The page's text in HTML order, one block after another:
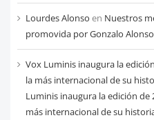
Lourdes Alonso en Nuestros
promovida por Gonzalo Alonso
Vox Luminis inaugura la
la más internacional de su
Luminis inaugura la edición de
más internacional de su